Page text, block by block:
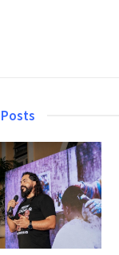
Posts